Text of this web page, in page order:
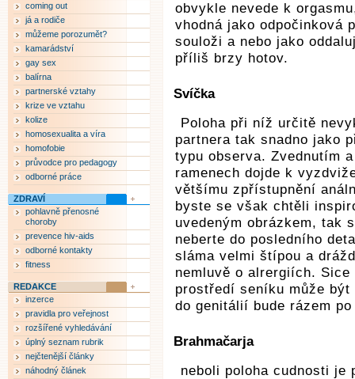
obvykle nevede k
vhodná jako odpočinková
souloži a nebo jako
příliš brzy hotov.
Svíčka
Poloha při níž určitě
partnera tak snadno jako
typu observa. Zvednutím
ramenech dojde k
většímu zpřístupnění
byste se však chtěli
uvedeným obrázkem, tak
neberte do posledního
sláma velmi štípou a
nemluvě o alrergiích. Sice
prostředí seníku může
do genitálií bude rázem
Brahmačarja
neboli poloha cudnosti je
coming out
já a rodiče
můžeme porozumět?
kamarádství
gay sex
balírna
partnerské vztahy
krize ve vztahu
kolize
homosexualita a víra
homofobie
průvodce pro pedagogy
odborné práce
ZDRAVÍ
pohlavně přenosné
choroby
prevence hiv-aids
odborné kontakty
fitness
REDAKCE
inzerce
pravidla pro veřejnost
rozšířené vyhledávání
úplný seznam rubrik
nejčtenější články
náhodný článek